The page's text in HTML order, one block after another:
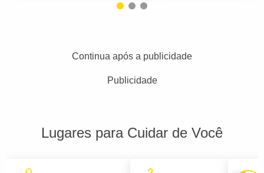
Continua após a publicidade
Publicidade
Lugares para Cuidar de Você